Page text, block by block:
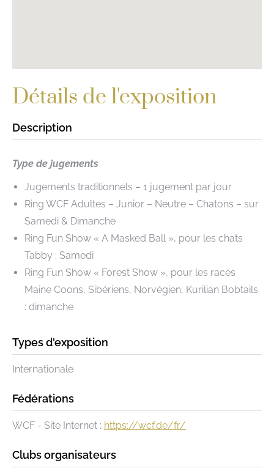
Détails de l'exposition
Description
Type de jugements
Jugements traditionnels – 1 jugement par jour
Ring WCF Adultes – Junior – Neutre – Chatons – sur
Samedi & Dimanche
Ring Fun Show « A Masked Ball », pour les chats
Tabby : Samedi
Ring Fun Show « Forest Show », pour les races
Maine Coons, Sibériens, Norvégien, Kurilian Bobtails
: dimanche
Types d'exposition
Internationale
Fédérations
WCF - Site Internet : https://wcf.de/fr/
Clubs organisateurs